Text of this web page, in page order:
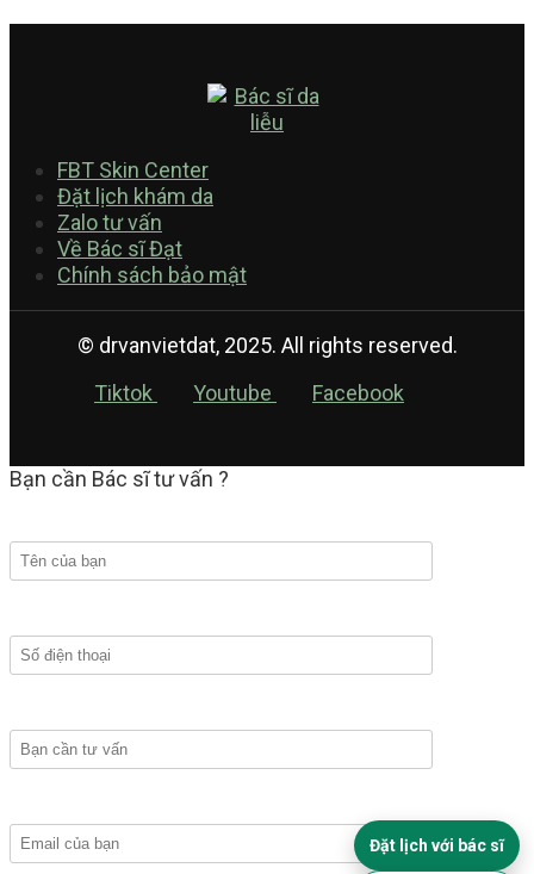
FBT Skin Center
Đặt lịch khám da
Zalo tư vấn
Về Bác sĩ Đạt
Chính sách bảo mật
© drvanvietdat, 2025. All rights reserved.
Tiktok
Youtube Facebook
Bạn cần Bác sĩ tư vấn ?
Đặt lịch với bác sĩ